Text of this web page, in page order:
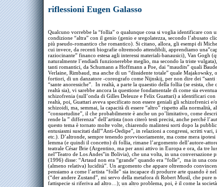
riflessioni Eugen Galasso
Qualcuno vorrebbe la “follia” o qualunque cosa si voglia identificare con
condizione “altra” con il genio (genio e sregolatezza, secondo l’abusato
più pseudo-romantico che romantico). Si citano, allora, gli esempi di
cui invece, da recenti biografie oltremodo attendibili, apprendiamo
raziocinante” financo estesa agli interessi materiali-banausici), Van Gogh
naturalmente l’endiadi funzionerebbe meglio, ma secondo la triste
tanti romantici, da Schumann a Hoffmann a Poe, dai “maudits” quali
Verlaine, Rimbaud, ma anche di un “dissidente totale” quale Majakowsky,
fortiori, di un danzatore -coreografo come Nijnskij, per non dire dei
“sante anoressiche”. In realtà, a parte la quaestio della follia (se esista, che
realtà sia), vi sarebbe ancora la questione fondamentale di come sia
schizofrenia (sull’onda di Gilles Deleuze e Felix Guattari) a identificari
realtà, poi, Guattari aveva specificato non essere geniali gli schizofrenici e/
schizoidi, ma, semmai, la capacità di essere “altro” rispetto alla normalità,
“consuetudine”, il che probabilmente è anche un po’limitativo, come
rende la ” differenza” dell’artista (non citerò testi precisi, anche perché
questo tema è tornato molte volte, chiarendo malintesi sorti dopo la
entusiasmi suscitati dall'”Anti-Oedipe”, in relazioni a congressi, scritti vari,
etc.). D’altronde, sempre tenendo provvisoriamente, ma come mera
lemma (e quindi il concetto) di follia, rimane l’argomento dell’autore-
teatrale César Brie (Argentino, ma per anni attivo in Europa e ora, da tre
nel”Teatro de Los Andes”in Bolivia), che una volta, in una conversazione
(1996) disse: “Artaud non era “grande” quando era “folle”, ma in una
(almeno relativa) lucidità”. Un argomento che appare oltremodo
pensiamo a come l’artista “folle” sia incapace di produrre arte quando è
(“der andere Zustand”, mi servo della metafora di Robert Musil, che pure
fattispecie si riferiva ad altro…); un altro problema, poi, è il come la